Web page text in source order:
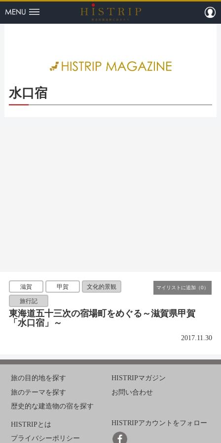
HISTRIP（
水口宿
滋賀 甲賀 文化的景観
旅行記
東海道五十三次の宿場町をめぐる～滋賀県甲賀
「水口宿」～
2017.11.30
旅の目的地を探す
旅のテーマを探す
歴史的な建造物の宿を探す
HISTRIPマガジン
お問い合わせ
HISTRIPとは
プライバシーポリシー
HISTRIPアカウントをフォロー